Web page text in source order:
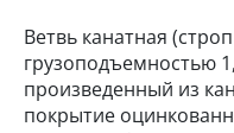
Ветвь канатная
грузоподъемностью
произведенный из
покрытие